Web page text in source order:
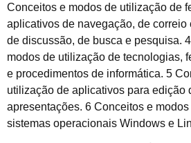
Conceitos e modos de utilização de
aplicativos de navegação, de correio
de discussão, de busca e pesquisa.
modos de utilização de tecnologias,
e procedimentos de informática. 5
utilização de aplicativos para edição
apresentações. 6 Conceitos e
sistemas operacionais Windows e